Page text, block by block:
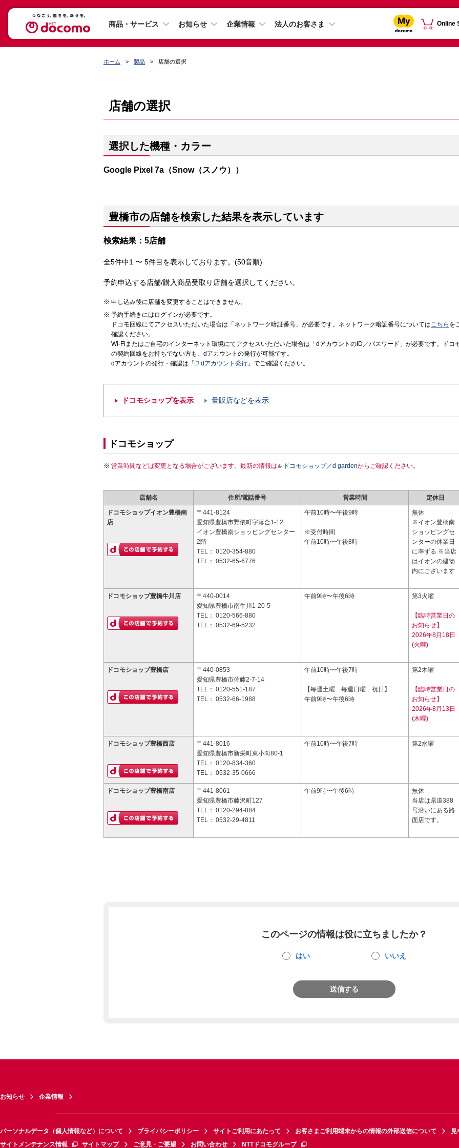
商品・サービス お知らせ 企業情報 法人のお客さま Online
ホーム 製品 店舗の選択
店舗の選択
選択した機種・カラー
Google Pixel 7a（Snow（スノウ））
豊橋市の店舗を検索した結果を表示しています
検索結果：5店舗
全5件中1 〜 5件目を表示しております。(50音順)
予約申込する店舗/購入商品受取り店舗を選択してください。
申し込み後に店舗を変更することはできません。
予約手続きにはログインが必要です。
ドコモ回線にてアクセスいただいた場合は「ネットワーク暗証番号」が必要です。ネットワーク暗証番号についてはこちら を
確認ください。
Wi-Fiまたはご自宅のインターネット環境にてアクセスいただいた場合は「dアカウントのID／パスワード」が必要です。ドコ
の契約回線をお持ちでない方も、dアカウントの発行が可能です。
dアカウントの発行・確認は「
dアカウント発行 」でご確認ください。
ドコモショップを表示 量販店などを表示
ドコモショップ
営業時間などは変更となる場合がございます。最新の情報は ドコモショップ／d gardenからご確認ください。
店舗名 住所/電話番号 営業時間 定休日
ドコモショップイオン豊橋南
店
〒441-8124
愛知県豊橋市野依町字落合1-12
イオン豊橋南ショッピングセンター
2階
TEL： 0120-354-880
TEL： 0532-65-6776
午前10時〜午後9時
※受付時間
午前10時〜午後8時
無休
※イオン豊橋南
ショッピングセ
ンターの休業日
に準ずる ※当店
はイオンの建物
内にございます
ドコモショップ豊橋牛川店
〒440-0014
愛知県豊橋市南牛川1-20-5
TEL： 0120-566-880
TEL： 0532-69-5232
午前9時〜午後6時 第3火曜
【臨時営業日の
お知らせ】
2026年8月18日
(火曜)
ドコモショップ豊橋店
〒440-0853
愛知県豊橋市佐藤2-7-14
TEL： 0120-551-187
TEL： 0532-66-1988
午前10時〜午後7時
【毎週土曜 毎週日曜 祝日】
午前9時〜午後6時
第2木曜
【臨時営業日の
お知らせ】
2026年8月13日
(木曜)
ドコモショップ豊橋西店
〒441-8016
愛知県豊橋市新栄町東小向80-1
TEL： 0120-834-360
TEL： 0532-35-0666
午前10時〜午後7時 第2水曜
ドコモショップ豊橋南店
〒441-8061
愛知県豊橋市藤沢町127
TEL： 0120-294-884
TEL： 0532-29-4811
午前9時〜午後6時
無休
当店は県道388
号沿いにある路
面店です。
このページの情報は役に立ちましたか？
はい いいえ
送信する
お知らせ 企業情報
パーソナルデータ（個人情報など）について プライバシーポリシー サイトご利用にあたって お客さまご利用端末からの情報の外部送信について
見
サイトメンテナンス情報
サイトマップ ご意見・ご要望 お問い合わせ NTTドコモグループ